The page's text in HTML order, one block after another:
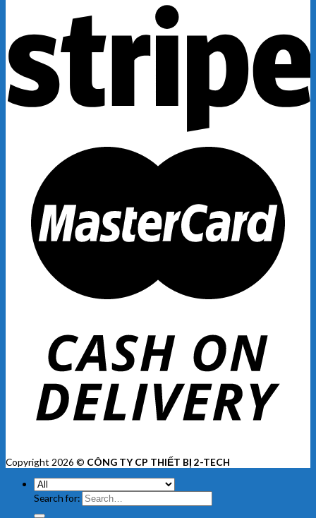
Copyright 2026 © CÔNG TY CP THIẾT BỊ 2-TECH
Search for: